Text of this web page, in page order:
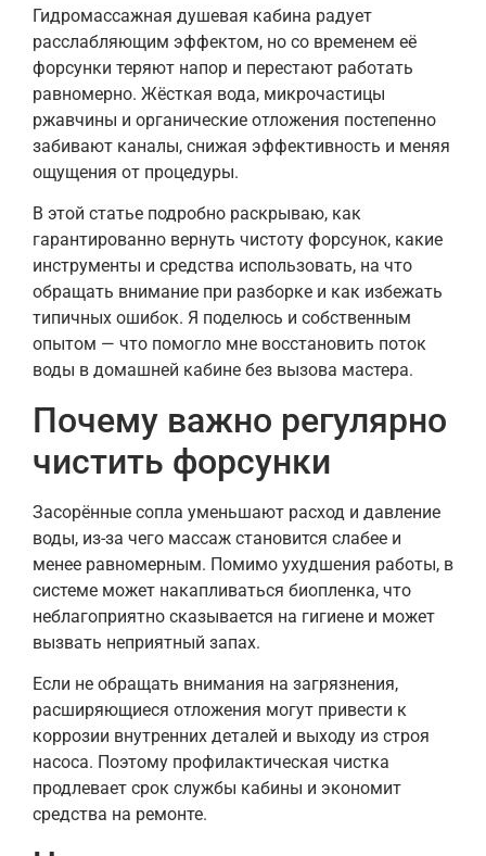
Гидромассажная душевая кабина радует
расслабляющим эффектом, но со временем её
форсунки теряют напор и перестают работать
равномерно. Жёсткая вода, микрочастицы
ржавчины и органические отложения постепенно
забивают каналы, снижая эффективность и меняя
ощущения от процедуры.
В этой статье подробно раскрываю, как
гарантированно вернуть чистоту форсунок, какие
инструменты и средства использовать, на что
обращать внимание при разборке и как избежать
типичных ошибок. Я поделюсь и собственным
опытом — что помогло мне восстановить поток
воды в домашней кабине без вызова мастера.
Почему важно регулярно
чистить форсунки
Засорённые сопла уменьшают расход и давление
воды, из-за чего массаж становится слабее и
менее равномерным. Помимо ухудшения работы, в
системе может накапливаться биопленка, что
неблагоприятно сказывается на гигиене и может
вызвать неприятный запах.
Если не обращать внимания на загрязнения,
расширяющиеся отложения могут привести к
коррозии внутренних деталей и выходу из строя
насоса. Поэтому профилактическая чистка
продлевает срок службы кабины и экономит
средства на ремонте.